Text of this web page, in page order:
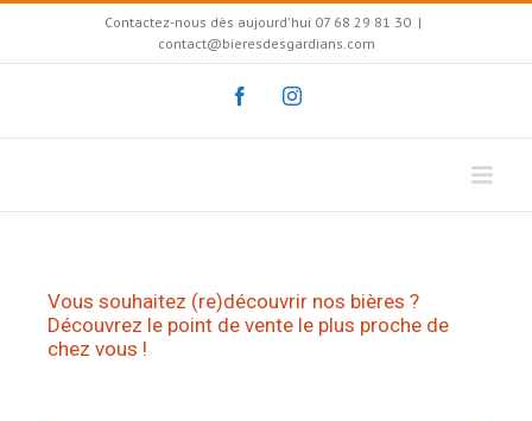
Contactez-nous dès aujourd'hui 07 68 29 81 30 |
contact@bieresdesgardians.com
Vous souhaitez (re)découvrir nos bières ?
Découvrez le point de vente le plus proche de
chez vous !